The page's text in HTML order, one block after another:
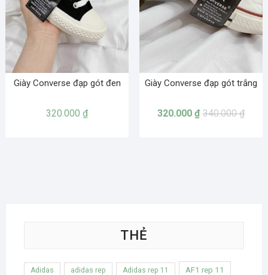
Giày Converse đạp gót đen
320.000₫
Giày Converse đạp gót trắng
340.000₫
320.000 ₫
THẺ
Adidas adidas rep Adidas rep 11 AF1 rep 11